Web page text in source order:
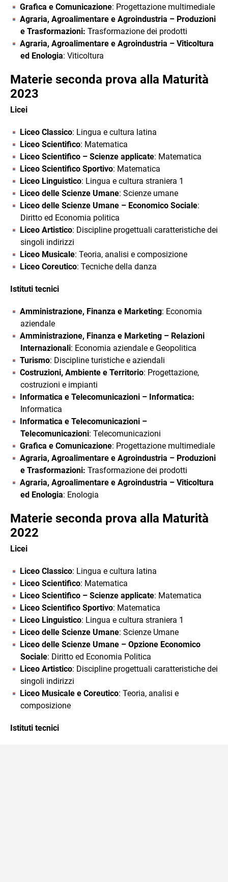
Grafica e Comunicazione: Progettazione multimediale
Agraria, Agroalimentare e Agroindustria – Produzioni
e Trasformazioni: Trasformazione dei prodotti
Agraria, Agroalimentare e Agroindustria – Viticoltura
ed Enologia: Viticoltura
Materie seconda prova alla Maturità
2023
Licei
Liceo Classico: Lingua e cultura latina
Liceo Scientifico: Matematica
Liceo Scientifico – Scienze applicate: Matematica
Liceo Scientifico Sportivo: Matematica
Liceo Linguistico: Lingua e cultura straniera 1
Liceo delle Scienze Umane: Scienze umane
Liceo delle Scienze Umane – Economico Sociale:
Diritto ed Economia politica
Liceo Artistico: Discipline progettuali caratteristiche dei
singoli indirizzi
Liceo Musicale: Teoria, analisi e composizione
Liceo Coreutico: Tecniche della danza
Istituti tecnici
Amministrazione, Finanza e Marketing: Economia
aziendale
Amministrazione, Finanza e Marketing – Relazioni
Internazionali: Economia aziendale e Geopolitica
Turismo: Discipline turistiche e aziendali
Costruzioni, Ambiente e Territorio: Progettazione,
costruzioni e impianti
Informatica e Telecomunicazioni – Informatica:
Informatica
Informatica e Telecomunicazioni –
Telecomunicazioni: Telecomunicazioni
Grafica e Comunicazione: Progettazione multimediale
Agraria, Agroalimentare e Agroindustria – Produzioni
e Trasformazioni: Trasformazione dei prodotti
Agraria, Agroalimentare e Agroindustria – Viticoltura
ed Enologia: Enologia
Materie seconda prova alla Maturità
2022
Licei
Liceo Classico: Lingua e cultura latina
Liceo Scientifico: Matematica
Liceo Scientifico – Scienze applicate: Matematica
Liceo Scientifico Sportivo: Matematica
Liceo Linguistico: Lingua e cultura straniera 1
Liceo delle Scienze Umane: Scienze Umane
Liceo delle Scienze Umane – Opzione Economico
Sociale: Diritto ed Economia Politica
Liceo Artistico: Discipline progettuali caratteristiche dei
singoli indirizzi
Liceo Musicale e Coreutico: Teoria, analisi e
composizione
Istituti tecnici